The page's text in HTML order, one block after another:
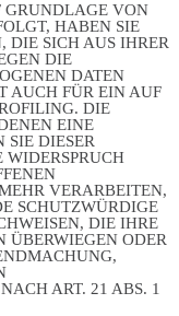
GRUNDLAGE VON
HABEN SIE
DIE SICH AUS IHRER
DIE
DATEN
AUCH FÜR EIN AUF
DIE
EINE
SIE DIESER
VERARBEITEN,
SCHUTZWÜRDIGE
DIE IHRE
ÜBERWIEGEN ODER
ART. 21 ABS. 1